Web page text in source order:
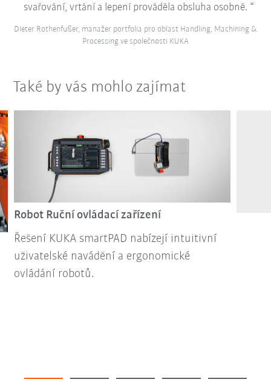
svařování, vrtání a lepení prováděla obsluha osobně.
Dieter Rothenfußer, manažer portfolia pro oblast Handling, Machining &
Processing ve společnosti KUKA
Také by vás mohlo zajímat
Robot Ruční ovládací zařízení
Řešení KUKA smartPAD nabízejí intuitivní
uživatelské navádění a ergonomické
ovládání robotů.